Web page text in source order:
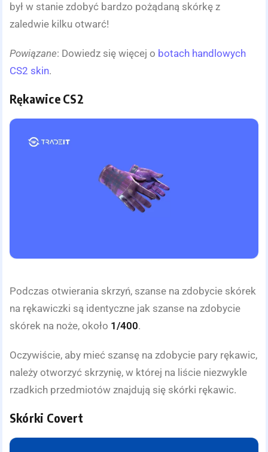
był w stanie zdobyć bardzo pożądaną skórkę z
zaledwie kilku otwarć!
Powiązane: Dowiedz się więcej o botach handlowych
CS2 skin.
Rękawice CS2
Podczas otwierania skrzyń, szanse na zdobycie skórek
na rękawiczki są identyczne jak szanse na zdobycie
skórek na noże, około 1/400.
Oczywiście, aby mieć szansę na zdobycie pary rękawic,
należy otworzyć skrzynię, w której na liście niezwykle
rzadkich przedmiotów znajdują się skórki rękawic.
Skórki Covert